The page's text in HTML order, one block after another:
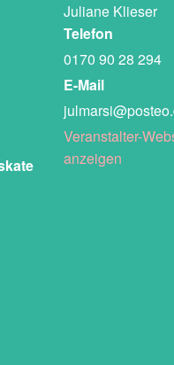
Juliane Klieser
Telefon
0170 90 28 294
E-Mail
Veranstalter-
anzeigen